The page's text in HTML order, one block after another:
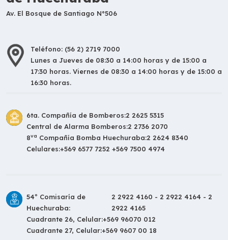
Av. El Bosque de Santiago N°506
Teléfono: (56 2) 2719 7000
Lunes a Jueves de 08:30 a 14:00 horas y de 15:00 a
17:30 horas. Viernes de 08:30 a 14:00 horas y de 15:00 a
16:30 horas.
6ta. Compañía de Bomberos:2 2625 5315
Central de Alarma Bomberos:2 2736 2070
8va Compañía Bomba Huechuraba:2 2624 8340
Celulares:+569 6577 7252 +569 7500 4974
54º Comisaría de
Huechuraba:
2 2922 4160 - 2 2922 4164 - 2
2922 4165
Cuadrante 26, Celular:+569 96070 012
Cuadrante 27, Celular:+569 9607 00 18